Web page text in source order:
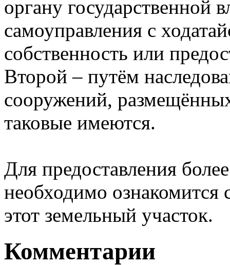
органу государственной
самоуправления с
собственность или
Второй – путём
сооружений,
таковые имеются.
Для предоставления
необходимо
этот земельный участок.
Комментарии